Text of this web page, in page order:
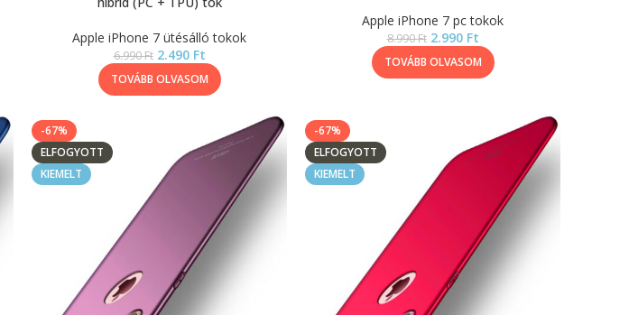
Apple iPhone 7 ütésálló tokok
6.990Ft 2.490 Ft
TOVÁBB OLVASOM
Apple iPhone 7 pc tokok
8.990Ft 2.990 Ft
TOVÁBB OLVASOM
-67%
ELFOGYOTT
KIEMELT
-67%
ELFOGYOTT
KIEMELT